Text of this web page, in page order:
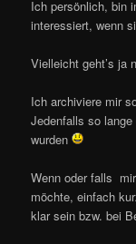
Ich persönlich, bin
interessiert, wenn
Vielleicht geht’s ja
Ich archiviere mir
Jedenfalls so
wurden
Wenn oder falls
möchte, einfach
klar sein bzw. bei